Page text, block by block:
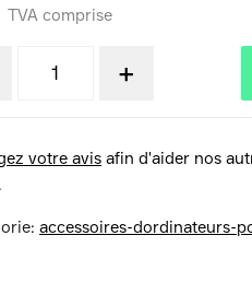
TVA comprise
+
votre avis afin d'aider nos
accessoires-dordinateurs-